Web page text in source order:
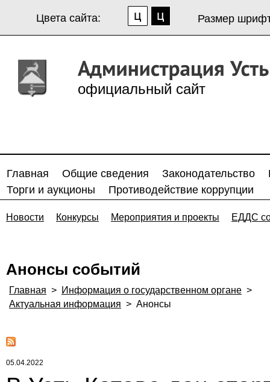
Цвета сайта: Размер
официальный сайт
Главная Общие сведения Законодательство
Торги и аукционы
Противодействие коррупции
Новости Конкурсы Мероприятия и проекты ЕДДС
Анонсы событий
Главная > Информация о государственном органе >
Актуальная информация > Анонсы
05.04.2022